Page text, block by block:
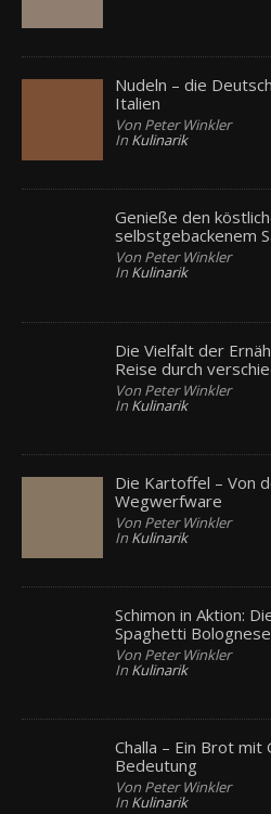
Nudeln – die
Italien
Von Peter Winkler
In Kulinarik
Genieße den
selbstgebackenem
Von Peter Winkler
In Kulinarik
Die Vielfalt der
Reise durch
Von Peter Winkler
In Kulinarik
Die Kartoffel – Von
Wegwerfware
Von Peter Winkler
In Kulinarik
Schimon in Aktion:
Spaghetti Bolognese
Von Peter Winkler
In Kulinarik
Challa – Ein Brot mit
Bedeutung
Von Peter Winkler
In Kulinarik